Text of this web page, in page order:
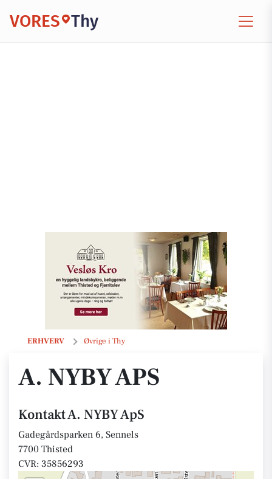
VORES Thy
ERHVERV Øvrige i Thy
A. NYBY ApS
A. NYBY APS
Kontakt A. NYBY ApS
Gadegårdsparken 6, Sennels
7700 Thisted
CVR: 35856293